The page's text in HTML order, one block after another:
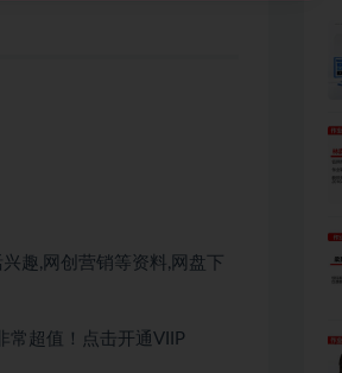
趣,网创营销等资料,网盘下
常超值！点击开通VIIP